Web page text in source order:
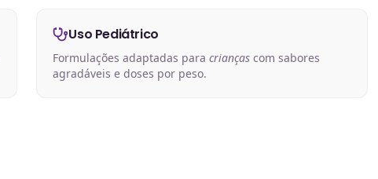
Uso Pediátrico
Formulações adaptadas paracrianças com sabores
agradáveis e doses por peso.